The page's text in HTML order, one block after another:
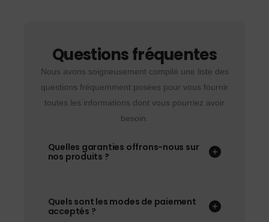
Questions fréquentes
Nous avons soigneusement compilé une liste des
questions fréquemment posées pour vous fournir
toutes les informations dont vous pourriez avoir
besoin.
Quelles garanties offrons-nous sur
nos produits ?
Quels sont les modes de paiement
acceptés ?